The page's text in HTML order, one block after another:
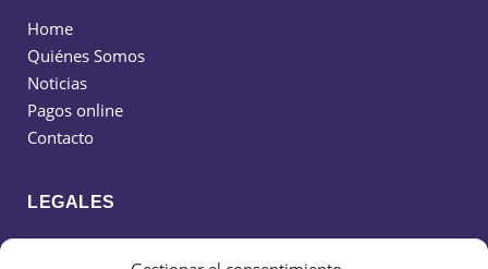
Home
Quiénes Somos
Noticias
Pagos online
Contacto
LEGALES